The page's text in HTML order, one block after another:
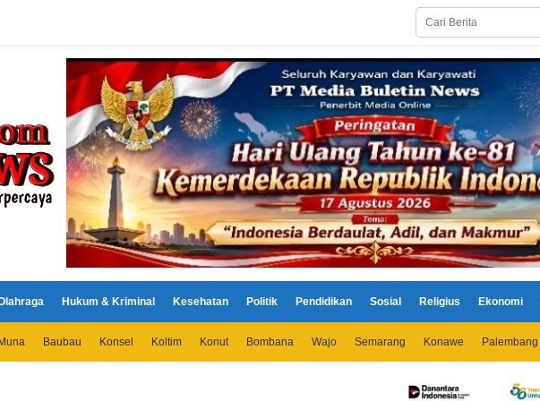
Hukum & Kriminal Kesehatan Politik Pendidikan Sosial Religius Ekonomi
Baubau Konsel Koltim Konut Bombana Wajo Semarang Konawe Palembang